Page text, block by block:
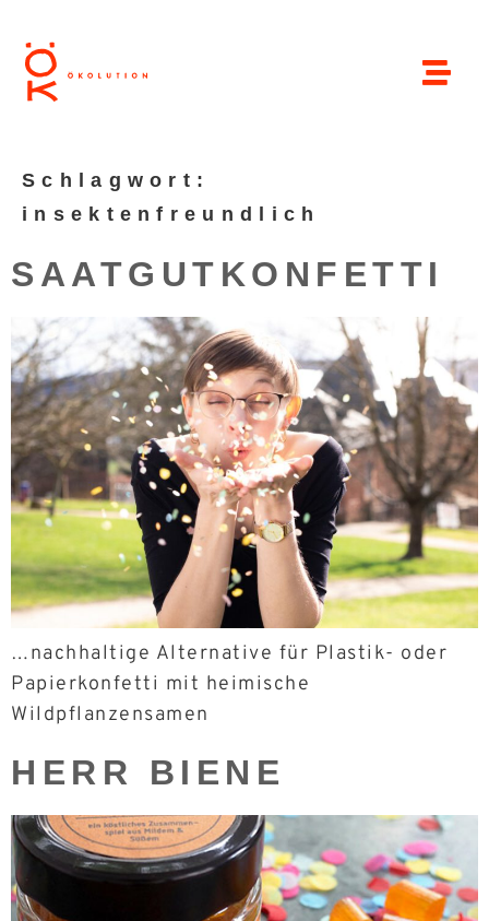
Schlagwort:
insektenfreundlich
SAATGUTKONFETTI
…nachhaltige Alternative für Plastik- oder
Papierkonfetti mit heimische
Wildpflanzensamen
HERR BIENE